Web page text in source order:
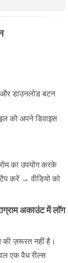
डाउनलोड बटन
को अपने डिवाइस
का उपयोग करके
करें → वीडियो को
अकाउंट में लॉग
की ज़रूरत नहीं है।
एक वैध रील्स